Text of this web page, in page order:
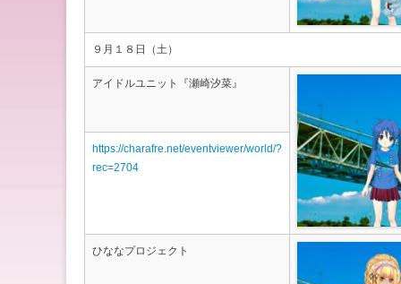
９月１８日（土）
アイドルユニット『瀬崎汐菜』
https://charafre.net/eventviewer/world/?
rec=2704
ひななプロジェクト